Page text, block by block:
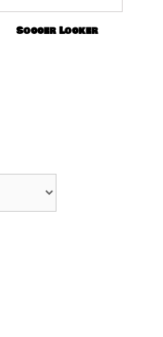
Soccer Locker